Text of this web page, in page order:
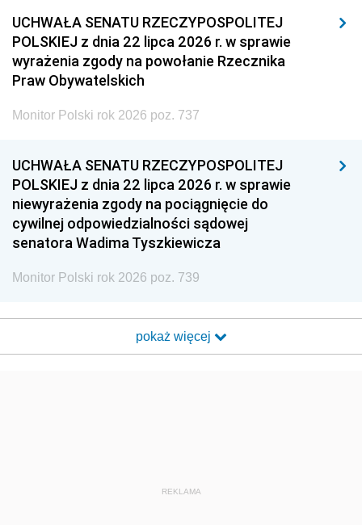
UCHWAŁA SENATU RZECZYPOSPOLITEJ
POLSKIEJ z dnia 22 lipca 2026 r. w sprawie
wyrażenia zgody na powołanie Rzecznika
Praw Obywatelskich
Monitor Polski rok 2026 poz. 737
UCHWAŁA SENATU RZECZYPOSPOLITEJ
POLSKIEJ z dnia 22 lipca 2026 r. w sprawie
niewyrażenia zgody na pociągnięcie do
cywilnej odpowiedzialności sądowej
senatora Wadima Tyszkiewicza
Monitor Polski rok 2026 poz. 739
pokaż więcej
REKLAMA